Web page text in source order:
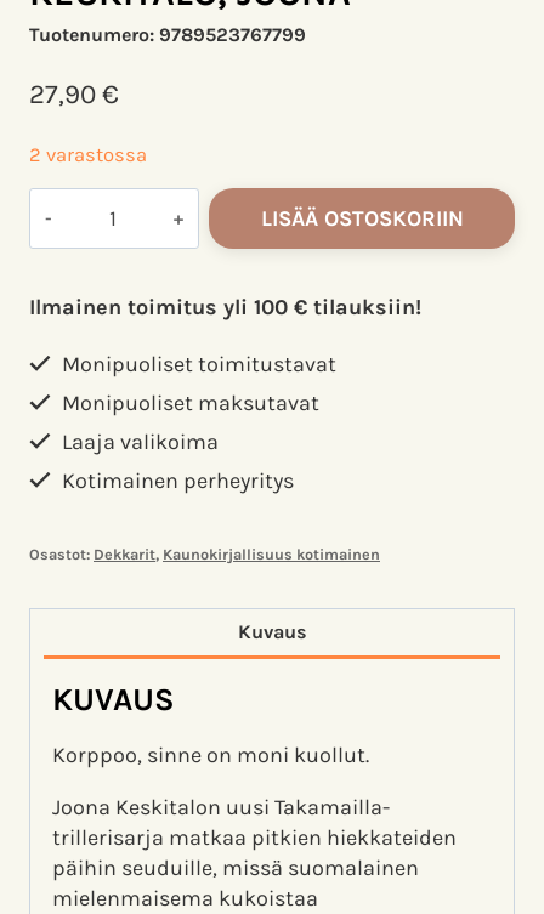
Tuotenumero: 9789523767799
27,90€
2 varastossa
Keskitalo,
Joona
määrä
LISÄÄ OSTOSKORIIN
Ilmainen toimitus yli 100 € tilauksiin!
Monipuoliset toimitustavat
Monipuoliset maksutavat
Laaja valikoima
Kotimainen perheyritys
Osastot: Dekkarit, Kaunokirjallisuus kotimainen
Kuvaus
KUVAUS
Korppoo, sinne on moni kuollut.
Joona Keskitalon uusi Takamailla-
trillerisarja matkaa pitkien hiekkateiden
päihin seuduille, missä suomalainen
mielenmaisema kukoistaa